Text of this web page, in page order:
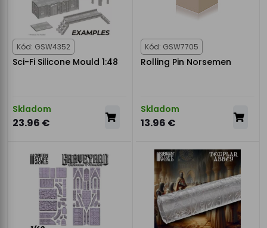
Kód: GSW4352
Sci-Fi Silicone Mould 1:48
Skladom
23.96 €
Kód: GSW7705
Rolling Pin Norsemen
Skladom
13.96 €